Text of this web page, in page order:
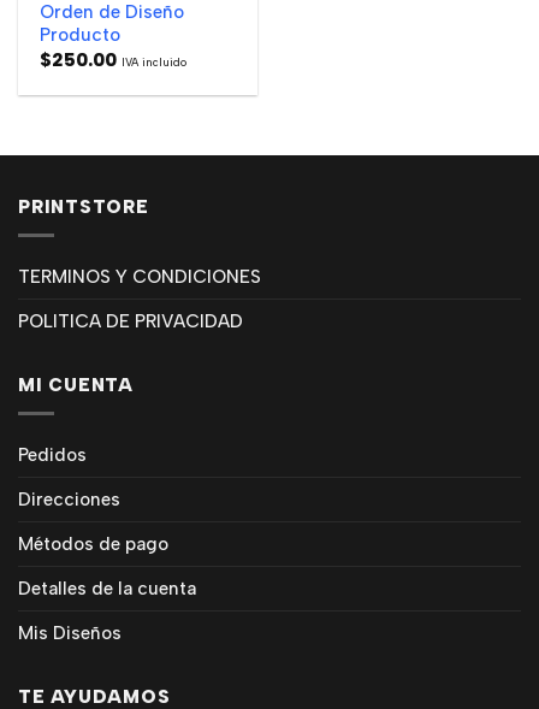
Orden de Diseño
Producto
$250.00 IVA incluido
PRINTSTORE
TERMINOS Y CONDICIONES
POLITICA DE PRIVACIDAD
MI CUENTA
Pedidos
Direcciones
Métodos de pago
Detalles de la cuenta
Mis Diseños
TE AYUDAMOS